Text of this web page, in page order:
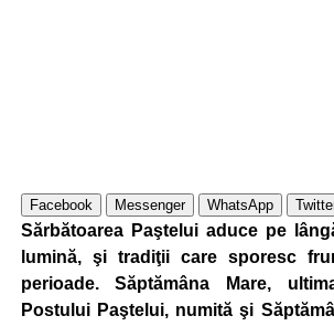
Facebook Messenger WhatsApp
Sărbătoarea Paştelui aduce pe
lumină, şi tradiţii care sporesc
perioade. Săptămâna Mare,
Postului Paştelui, numită şi